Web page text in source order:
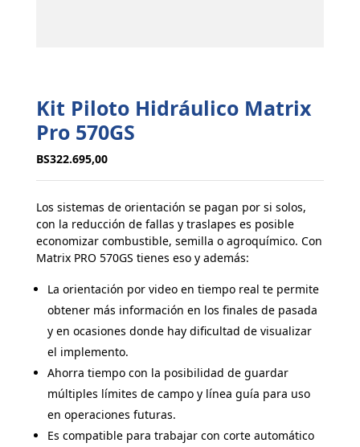
Kit Piloto Hidráulico Matrix
Pro 570GS
BS322.695,00
Los sistemas de orientación se pagan por si solos,
con la reducción de fallas y traslapes es posible
economizar combustible, semilla o agroquímico. Con
Matrix PRO 570GS tienes eso y además:
La orientación por video en tiempo real te permite
obtener más información en los finales de pasada
y en ocasiones donde hay dificultad de visualizar
el implemento.
Ahorra tiempo con la posibilidad de guardar
múltiples límites de campo y línea guía para uso
en operaciones futuras.
Es compatible para trabajar con corte automático